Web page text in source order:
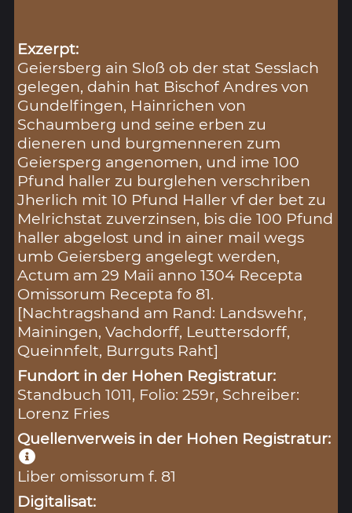
Exzerpt:
Geiersberg ain Sloß ob der stat Sesslach
gelegen, dahin hat Bischof Andres von
Gundelfingen, Hainrichen von
Schaumberg und seine erben zu
dieneren und burgmenneren zum
Geiersperg angenomen, und ime 100
Pfund haller zu burglehen verschriben
Jherlich mit 10 Pfund Haller vf der bet zu
Melrichstat zuverzinsen, bis die 100 Pfund
haller abgelost und in ainer mail wegs
umb Geiersberg angelegt werden,
Actum am 29 Maii anno 1304 Recepta
Omissorum Recepta fo 81.
[Nachtragshand am Rand: Landswehr,
Mainingen, Vachdorff, Leuttersdorff,
Queinnfelt, Burrguts Raht]
Fundort in der Hohen Registratur:
Standbuch 1011, Folio: 259r, Schreiber:
Lorenz Fries
Quellenverweis in der Hohen Registratur:
Liber omissorum f. 81
Digitalisat: